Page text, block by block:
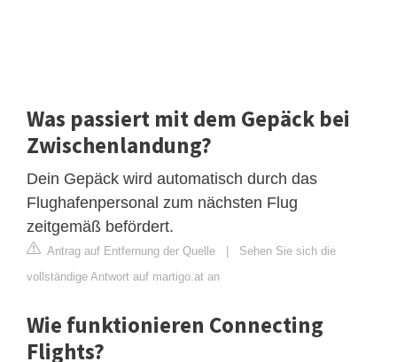
Was passiert mit dem Gepäck bei
Zwischenlandung?
Dein Gepäck wird automatisch durch das
Flughafenpersonal zum nächsten Flug
zeitgemäß befördert.
Antrag auf Entfernung der Quelle | Sehen Sie sich die
vollständige Antwort auf martigo.at an
Wie funktionieren Connecting
Flights?